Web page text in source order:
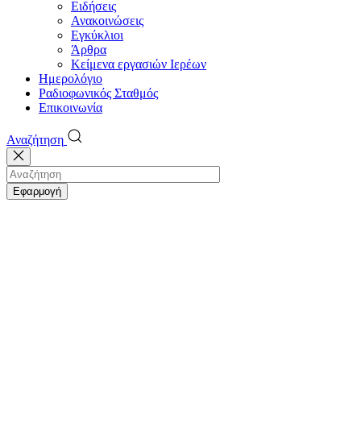
Ειδήσεις
Ανακοινώσεις
Εγκύκλιοι
Άρθρα
Κείμενα εργασιών Ιερέων
Ημερολόγιο
Ραδιοφωνικός Σταθμός
Επικοινωνία
Αναζήτηση